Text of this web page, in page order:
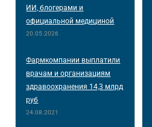
ИИ, блогерами и
официальной медициной
20.05.2026
Фармкомпании выплатили
врачам и организациям
здравоохранения 14,3 млрд
руб
24.08.2021